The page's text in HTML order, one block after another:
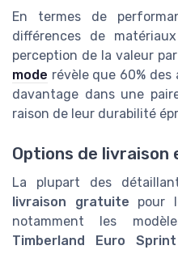
En termes de
différences de
perception de la valeur
mode révèle que 60%
davantage dans une
raison de leur durabilité
Options de livraison
La plupart des
livraison gratuite pour
notamment les
Timberland Euro Sprint